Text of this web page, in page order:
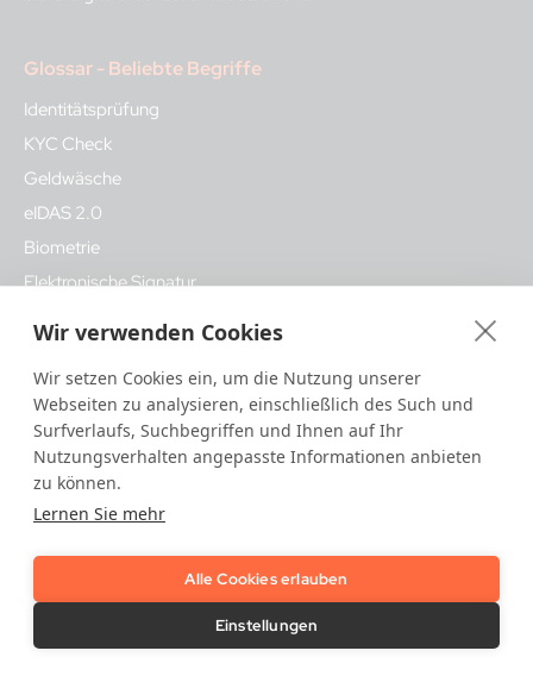
Glossar - Beliebte Begriffe
Identitätsprüfung
KYC Check
Geldwäsche
eIDAS 2.0
Biometrie
Elektronische Signatur
Trust Platform
Onboarding & KYC
Attributprüfung & Screening
Biometrische Authentifizierung
Digitale Signatur & Vertrauensdienste
Branchen
Wir verwenden Cookies
Wir setzen Cookies ein, um die Nutzung unserer
Webseiten zu analysieren, einschließlich des Such und
Surfverlaufs, Suchbegriffen und Ihnen auf Ihr
Nutzungsverhalten angepasste Informationen anbieten
zu können.
Lernen Sie mehr
Alle Cookies erlauben
Einstellungen